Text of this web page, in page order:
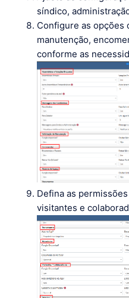
síndico,
Configure as opções
manutenção,
conforme as
Defina as
visitantes e